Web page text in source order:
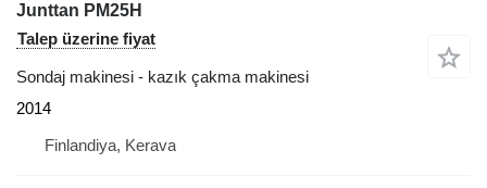
Junttan PM25H
Talep üzerine fiyat
Sondaj makinesi - kazık çakma makinesi
2014
Finlandiya, Kerava